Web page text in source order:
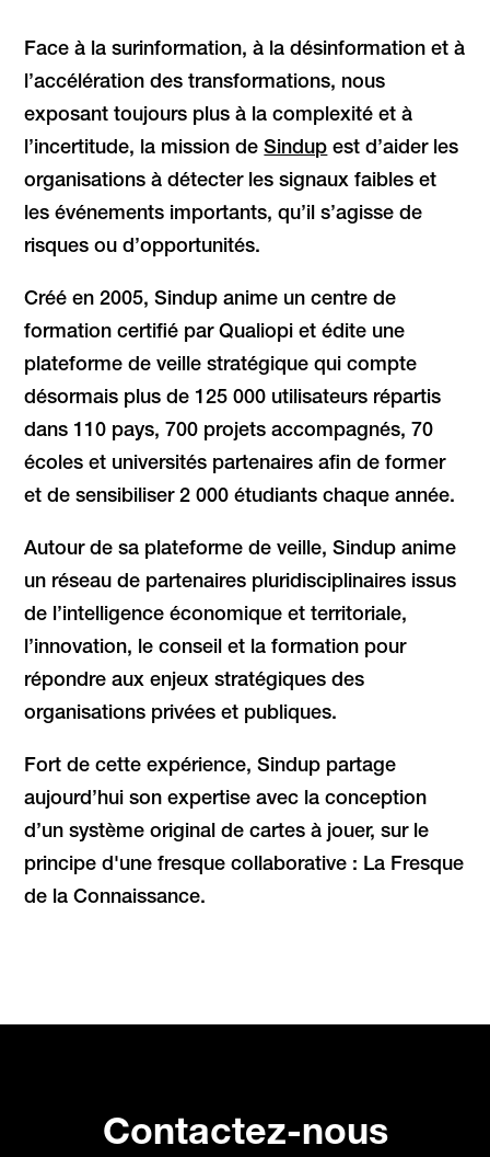
Face à la surinformation, à la désinformation et à
l’accélération des transformations, nous
exposant toujours plus à la complexité et à
l’incertitude, la mission deSindup est d’aider les
organisations à détecter les signaux faibles et
les événements importants, qu’il s’agisse de
risques ou d’opportunités.
Créé en 2005, Sindup anime un centre de
formation certifié par Qualiopi et édite une
plateforme de veille stratégique qui compte
désormais plus de 125 000 utilisateurs répartis
dans 110 pays, 700 projets accompagnés, 70
écoles et universités partenaires afin de former
et de sensibiliser 2 000 étudiants chaque année.
Autour de sa plateforme de veille, Sindup anime
un réseau de partenaires pluridisciplinaires issus
de l’intelligence économique et territoriale,
l’innovation, le conseil et la formation pour
répondre aux enjeux stratégiques des
organisations privées et publiques.
Fort de cette expérience, Sindup partage
aujourd’hui son expertise avec la conception
d’un système original de cartes à jouer, sur le
principe d'une fresque collaborative : La Fresque
de la Connaissance.
Contactez-nous